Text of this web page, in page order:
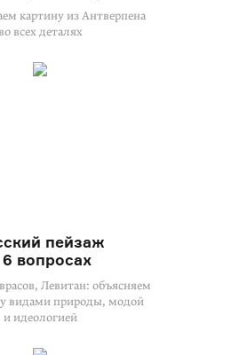
картину из Антверпена
всех деталях
пейзаж
6 вопросах
Левитан: объясняем
видами природы, модой
и идеологией